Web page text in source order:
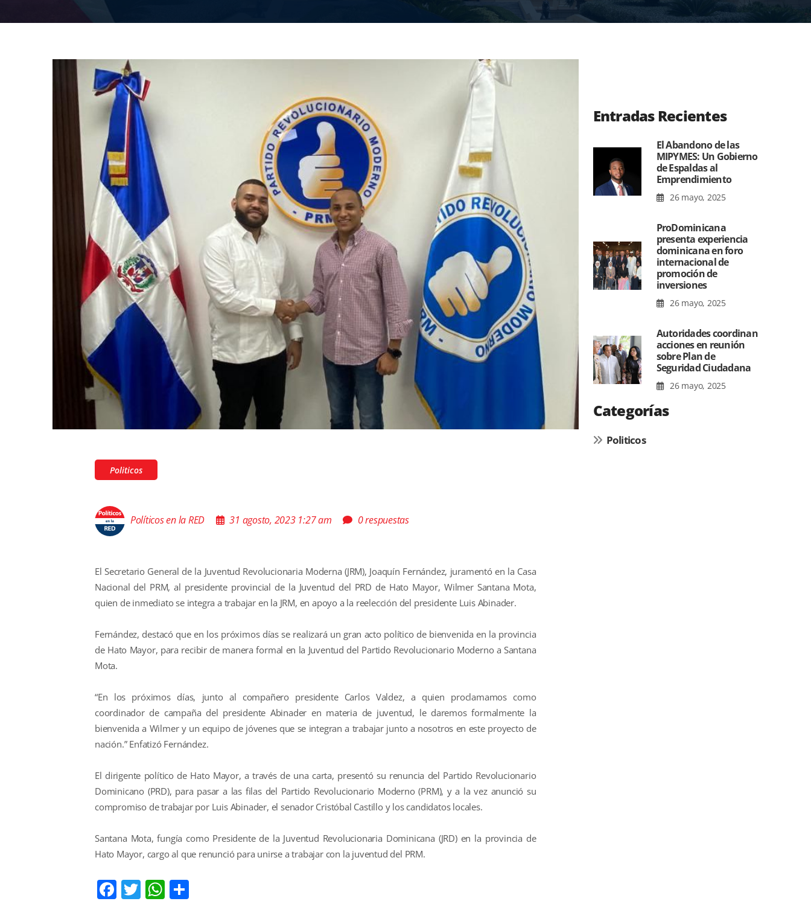
Politicos
Políticos en la RED 31 agosto, 2023 1:27 am 0 respuestas
El Secretario General de la Juventud Revolucionaria Moderna (JRM), Joaquín Fernández, juramentó en la Casa
Nacional del PRM, al presidente provincial de la Juventud del PRD de Hato Mayor, Wilmer Santana Mota,
quien de inmediato se integra a trabajar en la JRM, en apoyo a la reelección del presidente Luis Abinader.
Fernández, destacó que en los próximos días se realizará un gran acto político de bienvenida en la provincia
de Hato Mayor, para recibir de manera formal en la Juventud del Partido Revolucionario Moderno a Santana
Mota.
“En los próximos días, junto al compañero presidente Carlos Valdez, a quien proclamamos como
coordinador de campaña del presidente Abinader en materia de juventud, le daremos formalmente la
bienvenida a Wilmer y un equipo de jóvenes que se integran a trabajar junto a nosotros en este proyecto de
nación.” Enfatizó Fernández.
El dirigente político de Hato Mayor, a través de una carta, presentó su renuncia del Partido Revolucionario
Dominicano (PRD), para pasar a las filas del Partido Revolucionario Moderno (PRM), y a la vez anunció su
compromiso de trabajar por Luis Abinader, el senador Cristóbal Castillo y los candidatos locales.
Santana Mota, fungía como Presidente de la Juventud Revolucionaria Dominicana (JRD) en la provincia de
Hato Mayor, cargo al que renunció para unirse a trabajar con la juventud del PRM.
Facebook
TwitterWhatsApp
Entradas Recientes
El Abandono de las
MIPYMES: Un Gobierno
de Espaldas al
Emprendimiento
26 mayo, 2025
ProDominicana
presenta experiencia
dominicana en foro
internacional de
promoción de
inversiones
26 mayo, 2025
Autoridades coordinan
acciones en reunión
sobre Plan de
Seguridad Ciudadana
26 mayo, 2025
Categorías
Politicos